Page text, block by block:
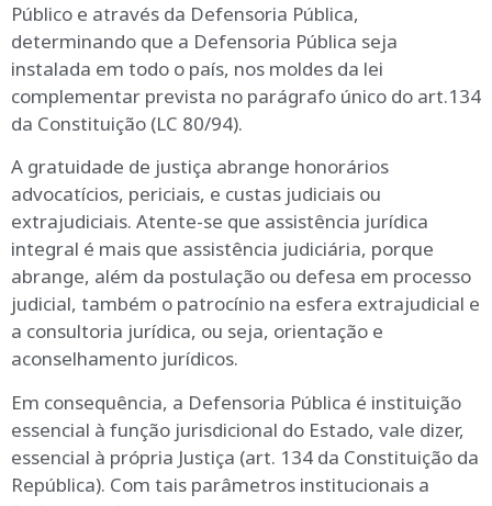
Público e através da Defensoria Pública,
determinando que a Defensoria Pública seja
instalada em todo o país, nos moldes da lei
complementar prevista no parágrafo único do art.134
da Constituição (LC 80/94).
A gratuidade de justiça abrange honorários
advocatícios, periciais, e custas judiciais ou
extrajudiciais. Atente-se que assistência jurídica
integral é mais que assistência judiciária, porque
abrange, além da postulação ou defesa em processo
judicial, também o patrocínio na esfera extrajudicial e
a consultoria jurídica, ou seja, orientação e
aconselhamento jurídicos.
Em consequência, a Defensoria Pública é instituição
essencial à função jurisdicional do Estado, vale dizer,
essencial à própria Justiça (art. 134 da Constituição da
República). Com tais parâmetros institucionais a